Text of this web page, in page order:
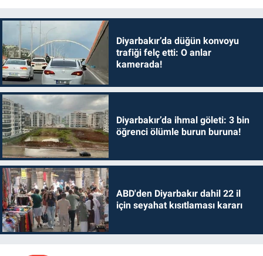
Diyarbakır’da düğün konvoyu
trafiği felç etti: O anlar
kamerada!
Diyarbakır’da ihmal göleti: 3 bin
öğrenci ölümle burun buruna!
ABD'den Diyarbakır dahil 22 il
için seyahat kısıtlaması kararı